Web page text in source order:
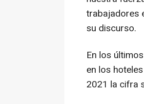
trabajadores
su discurso.
En los
en los
2021 la cifra